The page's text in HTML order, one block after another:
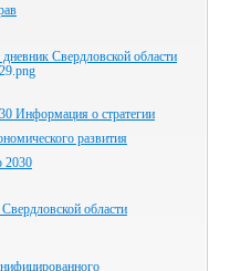
Свердловской области
Информация о стратегии
развития
2030
области